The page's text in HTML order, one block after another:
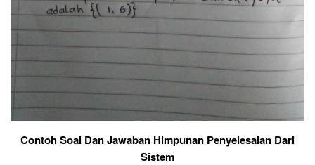
Contoh Soal Dan Jawaban Himpunan Penyelesaian Dari
Sistem